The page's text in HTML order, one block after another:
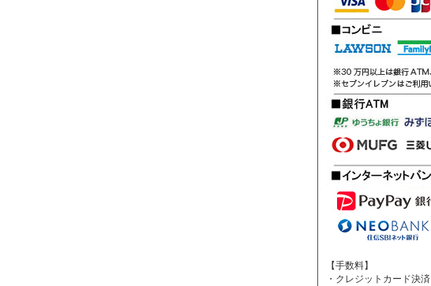
【手数料】
・クレジットカード決済